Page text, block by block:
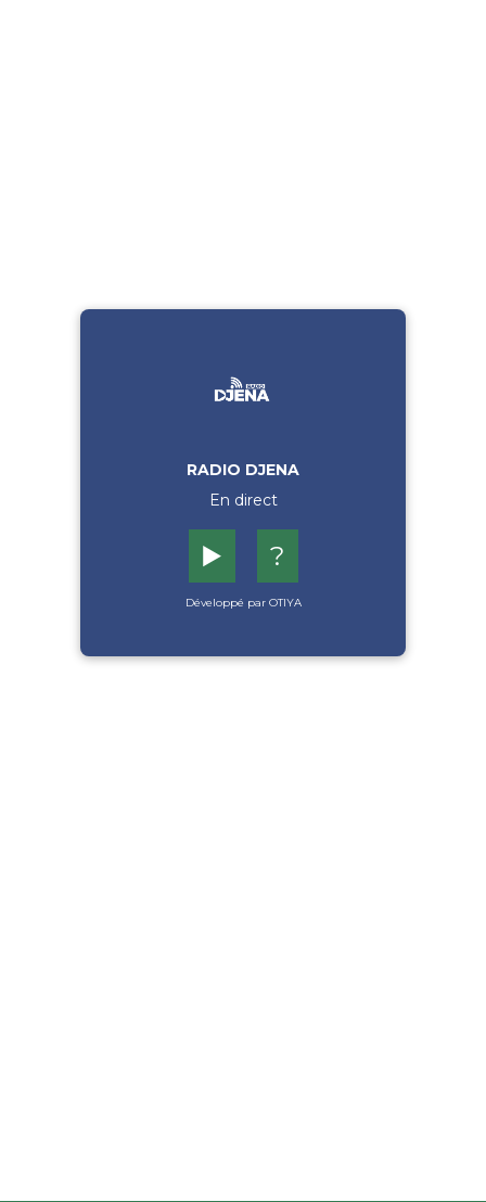
RADIO DJENA
En direct
▶️ ?
Développé par OTIYA